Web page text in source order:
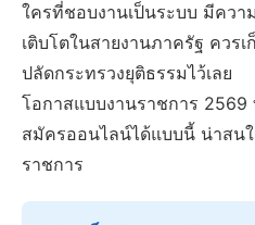
ใครที่ชอบงานเป็นระบบ มีควา
เติบโตในสายงานภาครัฐ ควร
ปลัดกระทรวงยุติธรรมไว้เลย
โอกาสแบบงานราชการ 2569
สมัครออนไลน์ได้แบบนี้ น่าสน
ราชการ